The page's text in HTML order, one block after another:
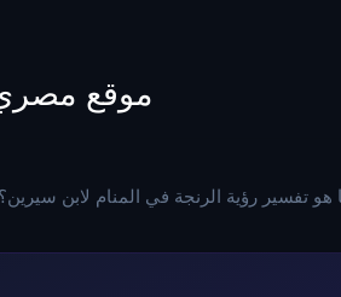
موقع
هو تفسير رؤية الرنجة في المنام لابن سيرين؟